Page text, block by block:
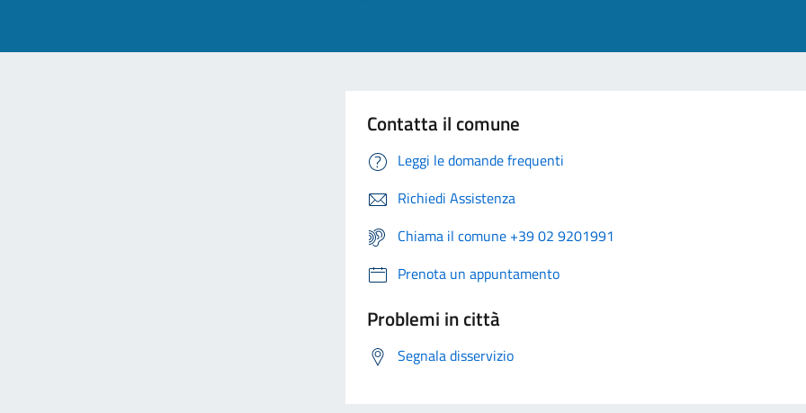
Contatta il comune
Leggi le domande frequenti
Richiedi Assistenza
Chiama il comune +39 02 9201991
Prenota un appuntamento
Problemi in città
Segnala disservizio